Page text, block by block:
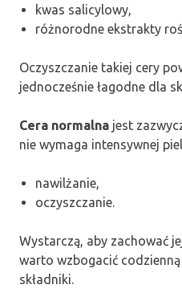
kwas salicylowy,
różnorodne ekstrakty
Oczyszczanie takiej cery
jednocześnie łagodne dla
Cera normalna jest
nie wymaga intensywnej
nawilżanie,
oczyszczanie.
Wystarczą, aby zachować
warto wzbogacić
składniki.